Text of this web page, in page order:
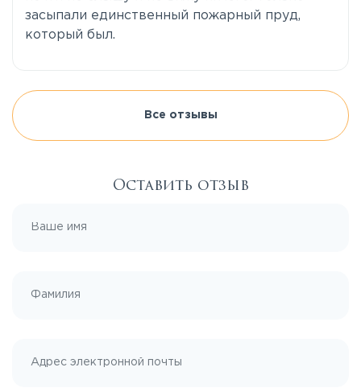
засыпали единственный пожарный пруд,
который был.
Все отзывы
Оставить отзыв